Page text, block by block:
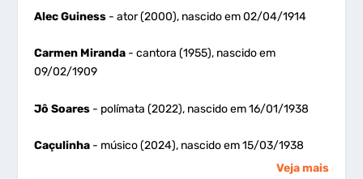
Alec Guiness - ator (2000), nascido em 02/04/1914
Carmen Miranda - cantora (1955), nascido em
09/02/1909
Jô Soares - polímata (2022), nascido em 16/01/1938
Caçulinha - músico (2024), nascido em 15/03/1938
Veja mais